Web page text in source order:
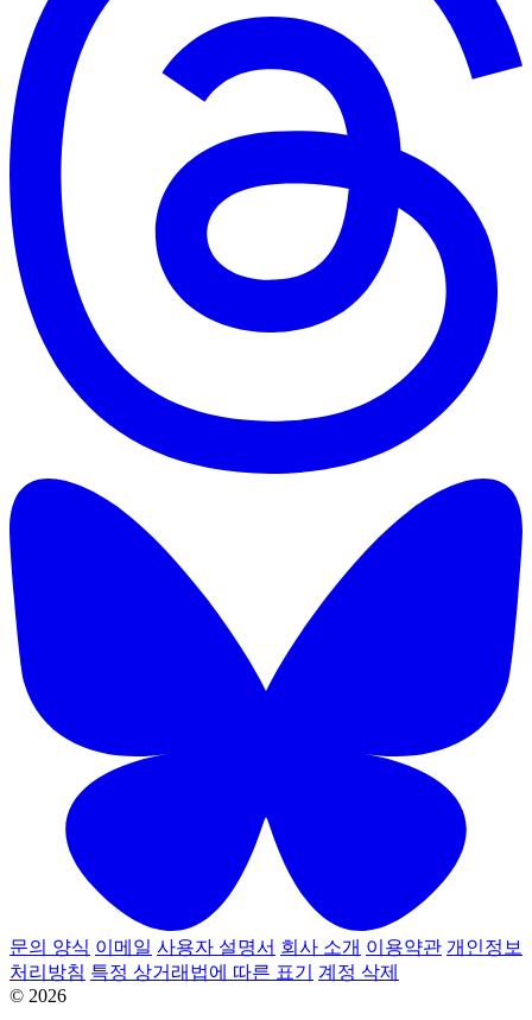
문의 양식 이메일 사용자 설명서 회사 소개 이용약관 개인정보
처리방침 특정 상거래법에 따른 표기
계정 삭제
© 2026